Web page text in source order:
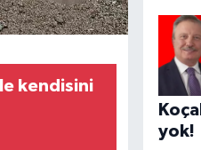
kendisini
yok!